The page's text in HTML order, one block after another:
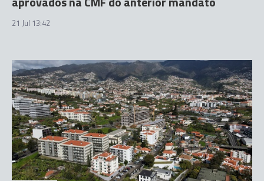
21 Jul 13:42